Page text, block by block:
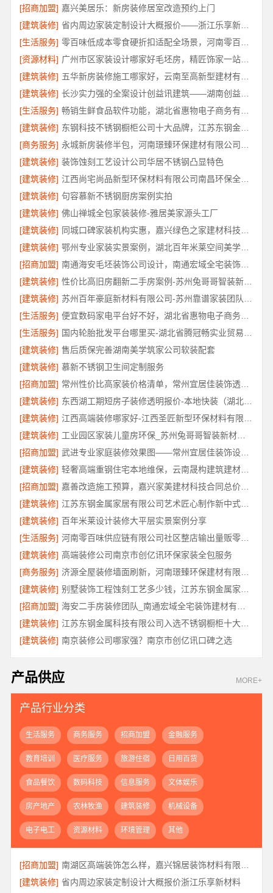
[招商加盟] 嘉兴美居乐：新房装修居室改造预约上门
[建筑装修]
省内周边家装定制设计大概报价——浙江乐享新材料
[生活服务]
[资源材料]
广州市区家装设计哪家好毛坯房，精匠饰家一站式整装
[建筑装修]
[建筑装修]
[生活服务]
[建筑装修]
东钢科技不锈钢橱柜公司十大品牌，江苏东钢金属科技有限公司
[商务服务]
[建筑装修] 装饰蚀刻工艺设计公司华居不锈钢凸显特色
[建筑装修]
江西尚宅尚品新型环保材料有限公司南昌环保全屋定制口碑
[建筑装修] 句容慕新不锈钢厨房案例实拍
[建筑装修] 佛山禅城全包家装装修-雅居美家源头工厂
[建筑装修]
[建筑装修]
鄂州专业家装实景案例，湖北百年米莱空间美学装饰材料有限公司
[招商加盟]
南通海安毛坯装饰公司设计，南通宏域全宅装饰建材有限公司
[建筑装修]
性价比高旧房翻新二手房案例-苏州兔哥哥智装新材料
[建筑装修]
[生活服务]
便宜数码家电平台好不好，湖北省惠物电子商务有限公司品质信赖
[生活服务]
[建筑装修] 售后质保完善湖南美学筑家公司软装配套
[建筑装修] 慕新不锈钢卫生间定制服务
[招商加盟]
常州性价比高家装价格清单，常州宜居佳装饰透明报价
[建筑装修]
东西湖工期短房子装修透明报价-本地快装（湖北）科技有限公司
[建筑装修]
[建筑装修]
工业园区家装儿童房环保_苏州兔哥哥智装新材料有限公司
[招商加盟]
武进专业家庭装修效果图——常州宜居佳装饰设计分享
[建筑装修]
轻奢高端重钢住宅本地维保，云南晟构建筑建材有限公司
[招商加盟]
嘉善改造施工预算，嘉兴家美建材科技合同总价透明控
[建筑装修]
江苏东钢金属家居有限公司艺术匠心制作新中式费用详解
[建筑装修] 百年米莱设计装修大平层实景案例分享
[生活服务]
河南零百味供应链有限公司社区整店输出量贩零食适配全场景
[建筑装修] 高端装修公司南京市创亿讯环保家装全包服务
[商务服务]
[建筑装修]
[招商加盟]
[建筑装修]
江苏东钢金属科技有限公司入选不锈钢橱柜十大品牌
[建筑装修] 南京装修公司哪家强？南京市创亿讯口碑之选
产品供应 MORE+
产品行业分类
生活服务 商务服务 招商加盟 金融服务
教育培训 医疗服务 旅游住宿 日用百货
食品餐饮 数码科技 信息服务 文体娱乐
房产地产 农林牧渔 建筑装修 机械设备
电子电工 资源材料 环境管理 其他
[招商加盟]
[建筑装修] 省内周边家装定制设计大概报价浙江乐享新材料